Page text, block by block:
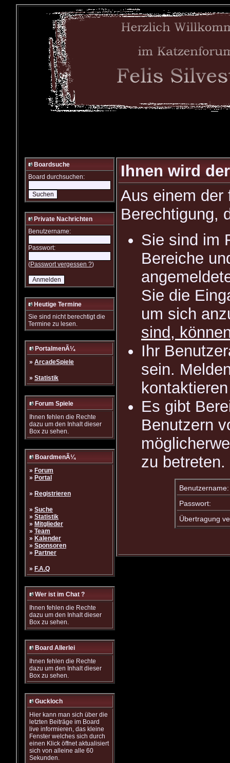
Boardsuche
Board durchsuchen:
Private Nachrichten
Benutzername:
Passwort:
(Passwort vergessen ?)
Heutige Termine
Sie sind nicht berechtigt die
Termine zu lesen.
PortalmenÃ¼
» ArcadeSpiele
» Statistik
Forum Spiele
Ihnen fehlen die Rechte
dazu um den Inhalt dieser
Box zu sehen.
BoardmenÃ¼
» Forum
» Portal
» Registrieren
» Suche
» Statistik
» Mitglieder
» Team
» Kalender
» Sponsoren
» Partner
» F.A.Q
Wer ist im Chat ?
Ihnen fehlen die Rechte
dazu um den Inhalt dieser
Box zu sehen.
Board Allerlei
Ihnen fehlen die Rechte
dazu um den Inhalt dieser
Box zu sehen.
Guckloch
Hier kann man sich über die
letzten Beiträge im Board
live informieren, das kleine
Fenster welches sich durch
einen Klick öffnet aktualisiert
sich von alleine alle 60
Sekunden.
Ihnen wird
Aus einem der
Berechtigung,
Sie sind im
Bereiche
Sie die
um sich
sind,
Ihr
sein.
Es gibt
Benutzern
zu betreten.
Benutzername:
Passwort:
Übertragung